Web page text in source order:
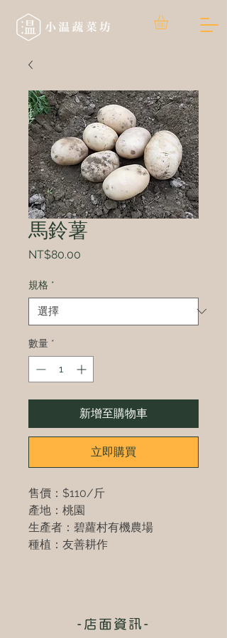
馬鈴薯
NT$80.00
規格 *
數量 *
新增至購物車
立即購買
售價：$110/斤
產地：桃園
生產者：碧蘿村有機農場
種植：友善耕作
-店面資訊-